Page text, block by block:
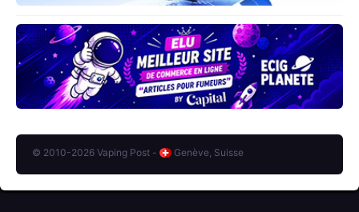
© 2010-2026 Vaping Post - Genève, Suisse